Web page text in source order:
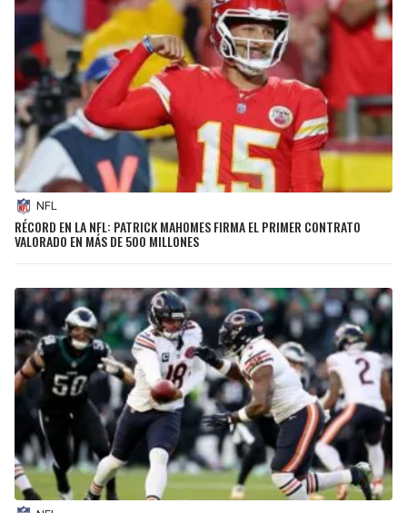
NFL
RÉCORD EN LA NFL: PATRICK MAHOMES FIRMA EL PRIMER CONTRATO
VALORADO EN MÁS DE 500 MILLONES